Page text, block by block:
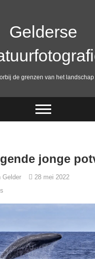
Gelderse
de grenzen van het landschap
jonge
Gelder
28 mei 2022